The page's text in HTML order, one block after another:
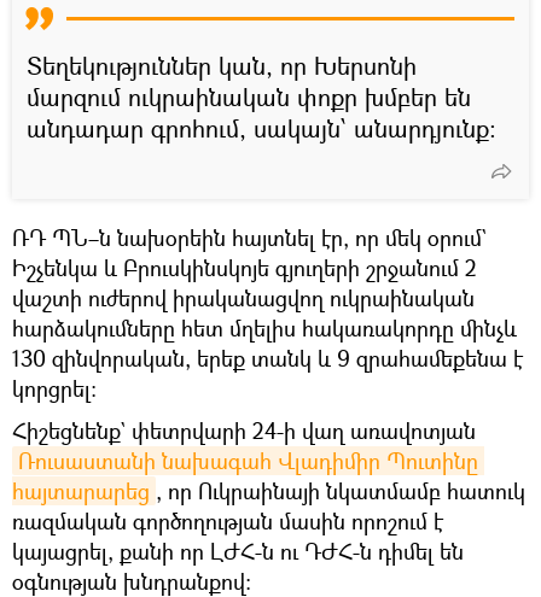
Տեղեկություններ կան, որ Խերսոնի
մարզում ուկրաինական փոքր խմբեր են
անդադար գրոհում, սակայն՝ անարդյունք։
ՌԴ ՊՆ–ն նախօրեին հայտնել էր, որ մեկ օրում`
Իշչենկա և Բրուսկինսկոյե գյուղերի շրջանում 2
վաշտի ուժերով իրականացվող ուկրաինական
հարձակումները հետ մղելիս հակառակորդը մինչև
130 զինվորական, երեք տանկ և 9 զրահամեքենա է
կորցրել։
Հիշեցնենք` փետրվարի 24-ի վաղ առավոտյան
Ռուսաստանի նախագահ Վլադիմիր Պուտինը
հայտարարեց , որ Ուկրաինայի նկատմամբ հատուկ
ռազմական գործողության մասին որոշում է
կայացրել, քանի որ ԼԺՀ-ն ու ԴԺՀ-ն դիմել են
օգնության խնդրանքով։